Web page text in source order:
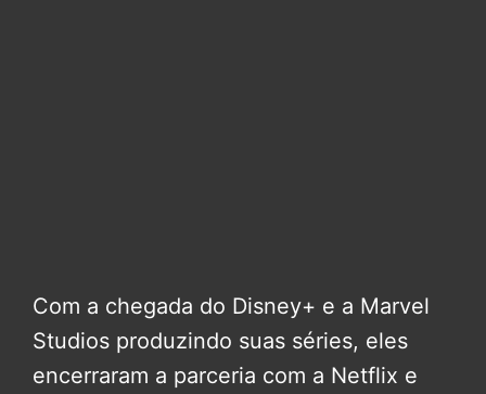
Com a chegada do Disney+ e a Marvel
Studios produzindo suas séries, eles
encerraram a parceria com a Netflix e